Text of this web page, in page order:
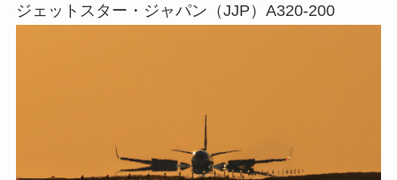
ジェットスター・ジャパン（JJP）A320-200